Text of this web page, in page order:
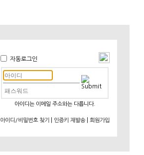
자동로그인
아이디는 이메일 주소와는 다릅니다.
아이디/비밀번호 찾기 인증키 재발송| 회원가입